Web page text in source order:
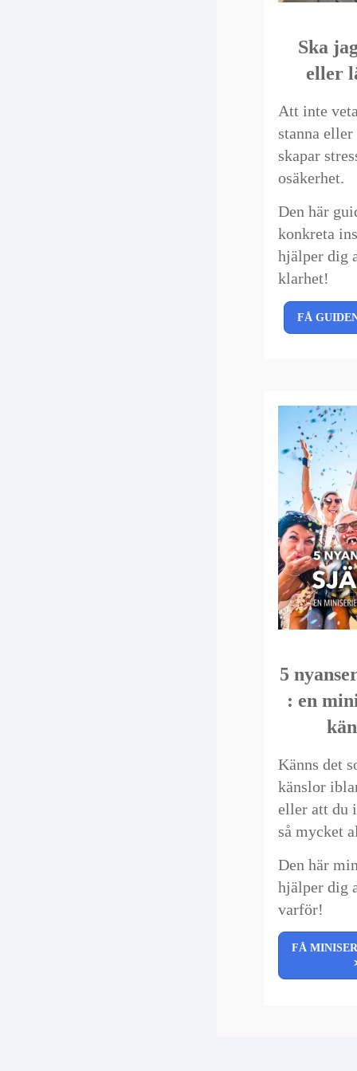
Ska
eller
Att inte
stanna
skapar
osäkerhet.
Den här
konkreta
hjälper dig
klarhet!
FÅ
5
: en
Känns det
känslor
eller att du
så mycket
Den här
hjälper dig
varför!
FÅ